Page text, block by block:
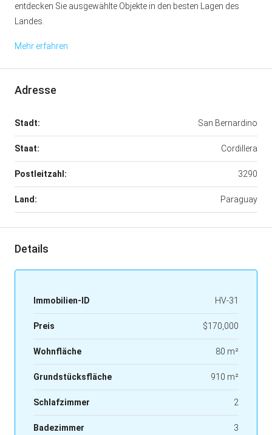
entdecken Sie ausgewählte Objekte in den besten Lagen des
Landes.
Mehr erfahren
Adresse
Stadt: San Bernardino
Staat: Cordillera
Postleitzahl: 3290
Land: Paraguay
Details
Immobilien-ID HV-31
Preis $170,000
Wohnfläche 80 m²
Grundstücksfläche 910 m²
Schlafzimmer 2
Badezimmer 3